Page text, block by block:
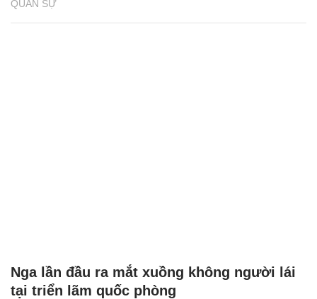
QUÂN SỰ
Nga lần đầu ra mắt xuồng không người lái
tại triển lãm quốc phòng